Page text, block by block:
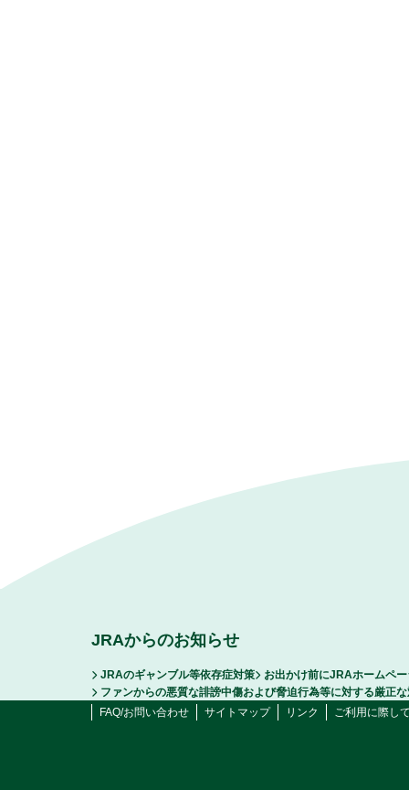
JRAからのお知らせ
JRAのギャンブル等依存症対策
お出かけ前にJRAホームペ
ファンからの悪質な誹謗中傷および脅迫行為等に対する厳正
FAQ/お問い合わせ
サイトマップ リンク ご利用に際し